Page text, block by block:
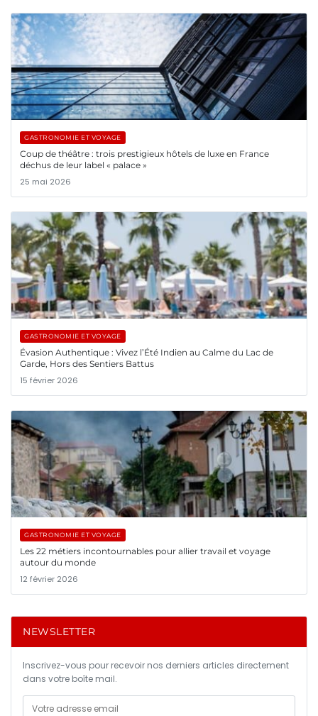
GASTRONOMIE ET VOYAGE
Coup de théâtre : trois prestigieux hôtels de luxe en France
déchus de leur label « palace »
25 mai 2026
GASTRONOMIE ET VOYAGE
Évasion Authentique : Vivez l’Été Indien au Calme du Lac de
Garde, Hors des Sentiers Battus
15 février 2026
GASTRONOMIE ET VOYAGE
Les 22 métiers incontournables pour allier travail et voyage
autour du monde
12 février 2026
NEWSLETTER
Inscrivez-vous pour recevoir nos derniers articles directement
dans votre boîte mail.